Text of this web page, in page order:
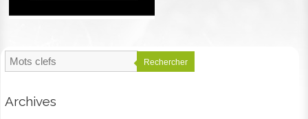
Rechercher
Archives